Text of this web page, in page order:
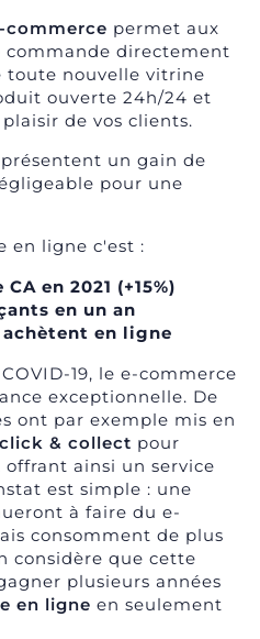
commerce permet aux
commande directement
toute nouvelle vitrine
ouverte 24h/24 et
de vos clients.
un gain de
pour une
en ligne c'est :
en 2021 (+15%)
en un an
achètent en ligne
19, le e-commerce
exceptionnelle. De
ont par exemple mis en
click & collect pour
ainsi un service
est simple : une
à faire du e-
consomment de plus
considère que cette
plusieurs années
en ligne en seulement